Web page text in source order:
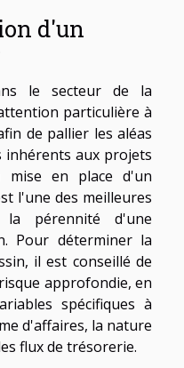
d'un
le secteur de la
particulière à
de pallier les aléas
inhérents aux projets
mise en place d'un
l'une des meilleures
pérennité d'une
Pour déterminer la
il est conseillé de
approfondie, en
spécifiques à
d'affaires, la nature
flux de trésorerie.